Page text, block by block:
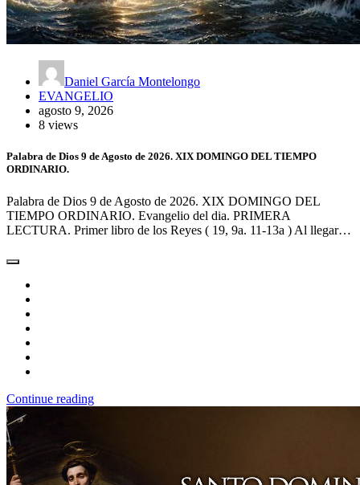
Daniel García Montelongo
EVANGELIO
agosto 9, 2026
8 views
Palabra de Dios 9 de Agosto de 2026. XIX DOMINGO DEL TIEMPO
ORDINARIO.
Palabra de Dios 9 de Agosto de 2026. XIX DOMINGO DEL
TIEMPO ORDINARIO. Evangelio del dia. PRIMERA
LECTURA. Primer libro de los Reyes ( 19, 9a. 11-13a ) Al llegar…
Continue reading